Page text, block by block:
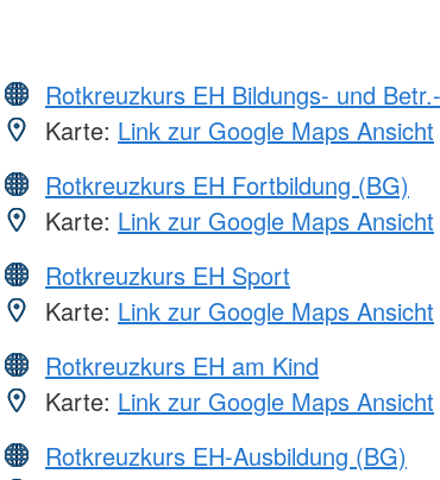
Rotkreuzkurs EH Bildungs- und
Karte: Link zur Google Maps Ansicht
Rotkreuzkurs EH Fortbildung (BG)
Karte: Link zur Google Maps Ansicht
Rotkreuzkurs EH Sport
Karte: Link zur Google Maps Ansicht
Rotkreuzkurs EH am Kind
Karte: Link zur Google Maps Ansicht
Rotkreuzkurs EH-Ausbildung (BG)